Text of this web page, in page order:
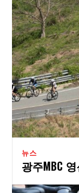
뉴스
광주MBC